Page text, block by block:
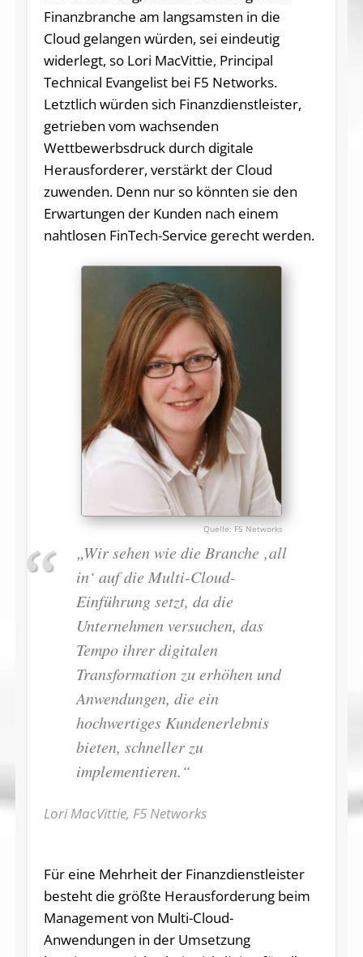
Finanzbranche am langsamsten in die
Cloud gelangen würden, sei eindeutig
widerlegt, so Lori MacVittie, Principal
Technical Evangelist bei F5 Networks.
Letztlich würden sich Finanzdienstleister,
getrieben vom wachsenden
Wettbewerbsdruck durch digitale
Herausforderer, verstärkt der Cloud
zuwenden. Denn nur so könnten sie den
Erwartungen der Kunden nach einem
nahtlosen FinTech-Service gerecht werden.
F5 Networks
„Wir sehen wie die Branche ‚all
in‘ auf die Multi-Cloud-
Einführung setzt, da die
Unternehmen versuchen, das
Tempo ihrer digitalen
Transformation zu erhöhen und
Anwendungen, die ein
hochwertiges Kundenerlebnis
bieten, schneller zu
implementieren.“
Lori MacVittie, F5 Networks
Für eine Mehrheit der Finanzdienstleister
besteht die größte Herausforderung beim
Management von Multi-Cloud-
Anwendungen in der Umsetzung